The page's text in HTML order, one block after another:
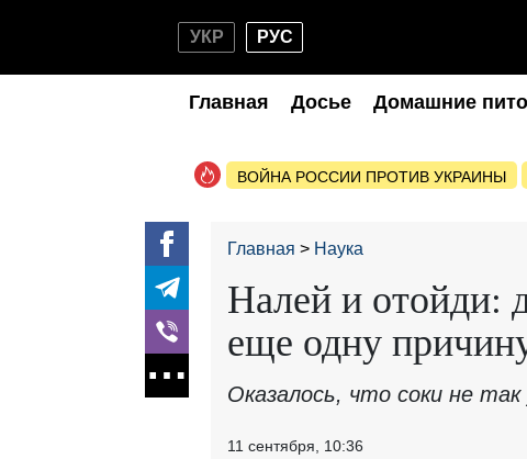
УКР РУС
Главная Досье Домашние
ВОЙНА РОССИИ ПРОТИВ УКРАИНЫ
Главная Наука
Налей и отойди:
еще одну
Оказалось, что соки не
11 сентября, 10:36